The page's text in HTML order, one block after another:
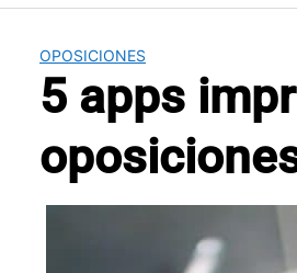
OPOSICIONES
5 apps